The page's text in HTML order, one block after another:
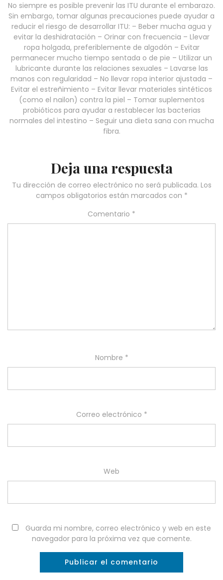
No siempre es posible prevenir las ITU durante el embarazo.
Sin embargo, tomar algunas precauciones puede ayudar a
reducir el riesgo de desarrollar ITU: – Beber mucha agua y
evitar la deshidratación – Orinar con frecuencia – Llevar
ropa holgada, preferiblemente de algodón – Evitar
permanecer mucho tiempo sentada o de pie – Utilizar un
lubricante durante las relaciones sexuales – Lavarse las
manos con regularidad – No llevar ropa interior ajustada –
Evitar el estreñimiento – Evitar llevar materiales sintéticos
(como el nailon) contra la piel – Tomar suplementos
probióticos para ayudar a restablecer las bacterias
normales del intestino – Seguir una dieta sana con mucha
fibra.
Deja una respuesta
Tu dirección de correo electrónico no será publicada. Los
campos obligatorios están marcados con *
Comentario *
Nombre *
Correo electrónico *
Web
Guarda mi nombre, correo electrónico y web en este
navegador para la próxima vez que comente.